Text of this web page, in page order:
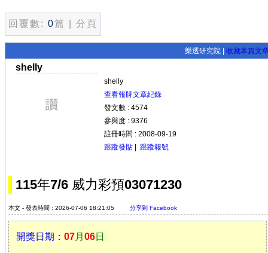
回覆數: 0篇 | 分頁
樂透研究院 | 收藏本篇文
shelly
shelly
查看報牌文章紀錄
發文數 : 4574
參與度 : 9376
註冊時間 : 2008-09-19
跟蹤發貼
跟蹤報號
115年7/6 威力彩預03071230
本文 - 發表時間 : 2026-07-06 18:21:05 分享到 Facebook
開獎日期： 07月 06日